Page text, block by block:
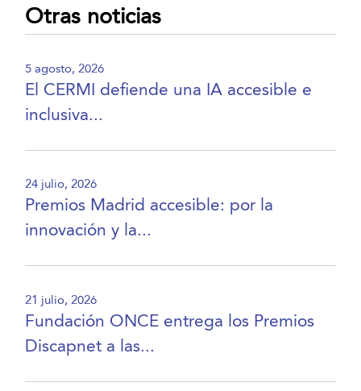
Otras noticias
5 agosto, 2026
El CERMI defiende una IA accesible e
inclusiva...
24 julio, 2026
Premios Madrid accesible: por la
innovación y la...
21 julio, 2026
Fundación ONCE entrega los Premios
Discapnet a las...